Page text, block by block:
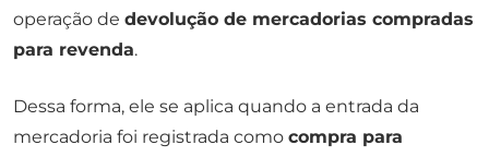
operação de devolução de mercadorias compradas
para revenda.
Dessa forma, ele se aplica quando a entrada da
mercadoria foi registrada como compra para